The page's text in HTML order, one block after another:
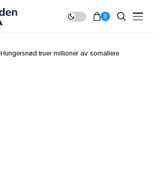
0
Hungersnød truer millioner av somaliere